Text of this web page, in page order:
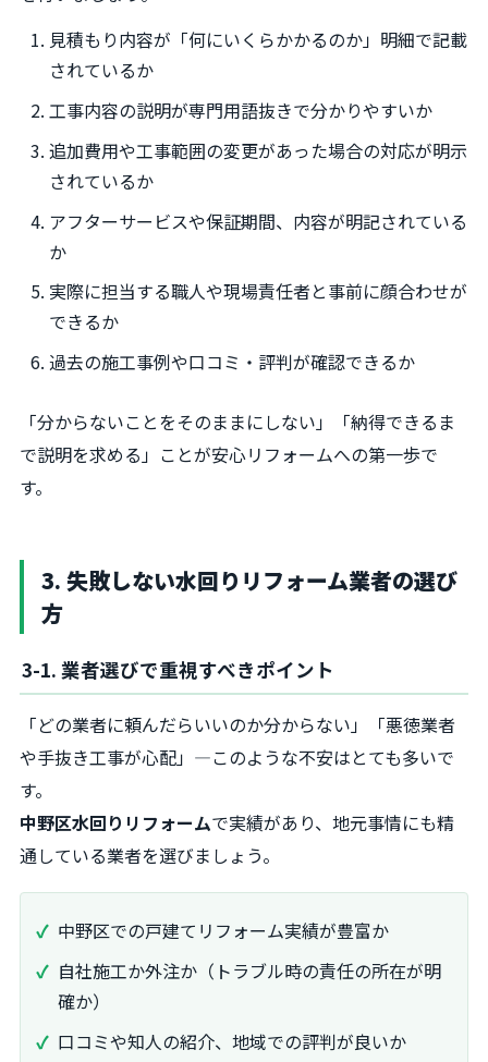
見積もり内容が「何にいくらかかるのか」明細で記載
されているか
工事内容の説明が専門用語抜きで分かりやすいか
追加費用や工事範囲の変更があった場合の対応が明示
されているか
アフターサービスや保証期間、内容が明記されている
か
実際に担当する職人や現場責任者と事前に顔合わせが
できるか
過去の施工事例や口コミ・評判が確認できるか
「分からないことをそのままにしない」「納得できるま
で説明を求める」ことが安心リフォームへの第一歩で
す。
3. 失敗しない水回りリフォーム業者の選び
方
3-1. 業者選びで重視すべきポイント
「どの業者に頼んだらいいのか分からない」「悪徳業者
や手抜き工事が心配」―このような不安はとても多いで
す。
中野区水回りリフォームで実績があり、地元事情にも精
通している業者を選びましょう。
中野区での戸建てリフォーム実績が豊富か
自社施工か外注か（トラブル時の責任の所在が明
確か）
口コミや知人の紹介、地域での評判が良いか